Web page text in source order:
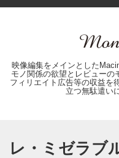
映像編集をメインとした
モノ関係の欲望とレビュー
フィリエイト広告等の収益を
立つ無駄遣い
レ・ミゼラブ